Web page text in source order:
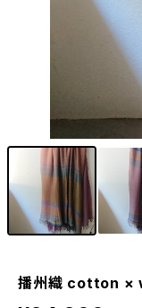
播州織 cotton ×